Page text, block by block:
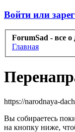
Войти или
ForumSad - все
Главная
https://narodnaya-
Вы собираетесь
на кнопку ниже,